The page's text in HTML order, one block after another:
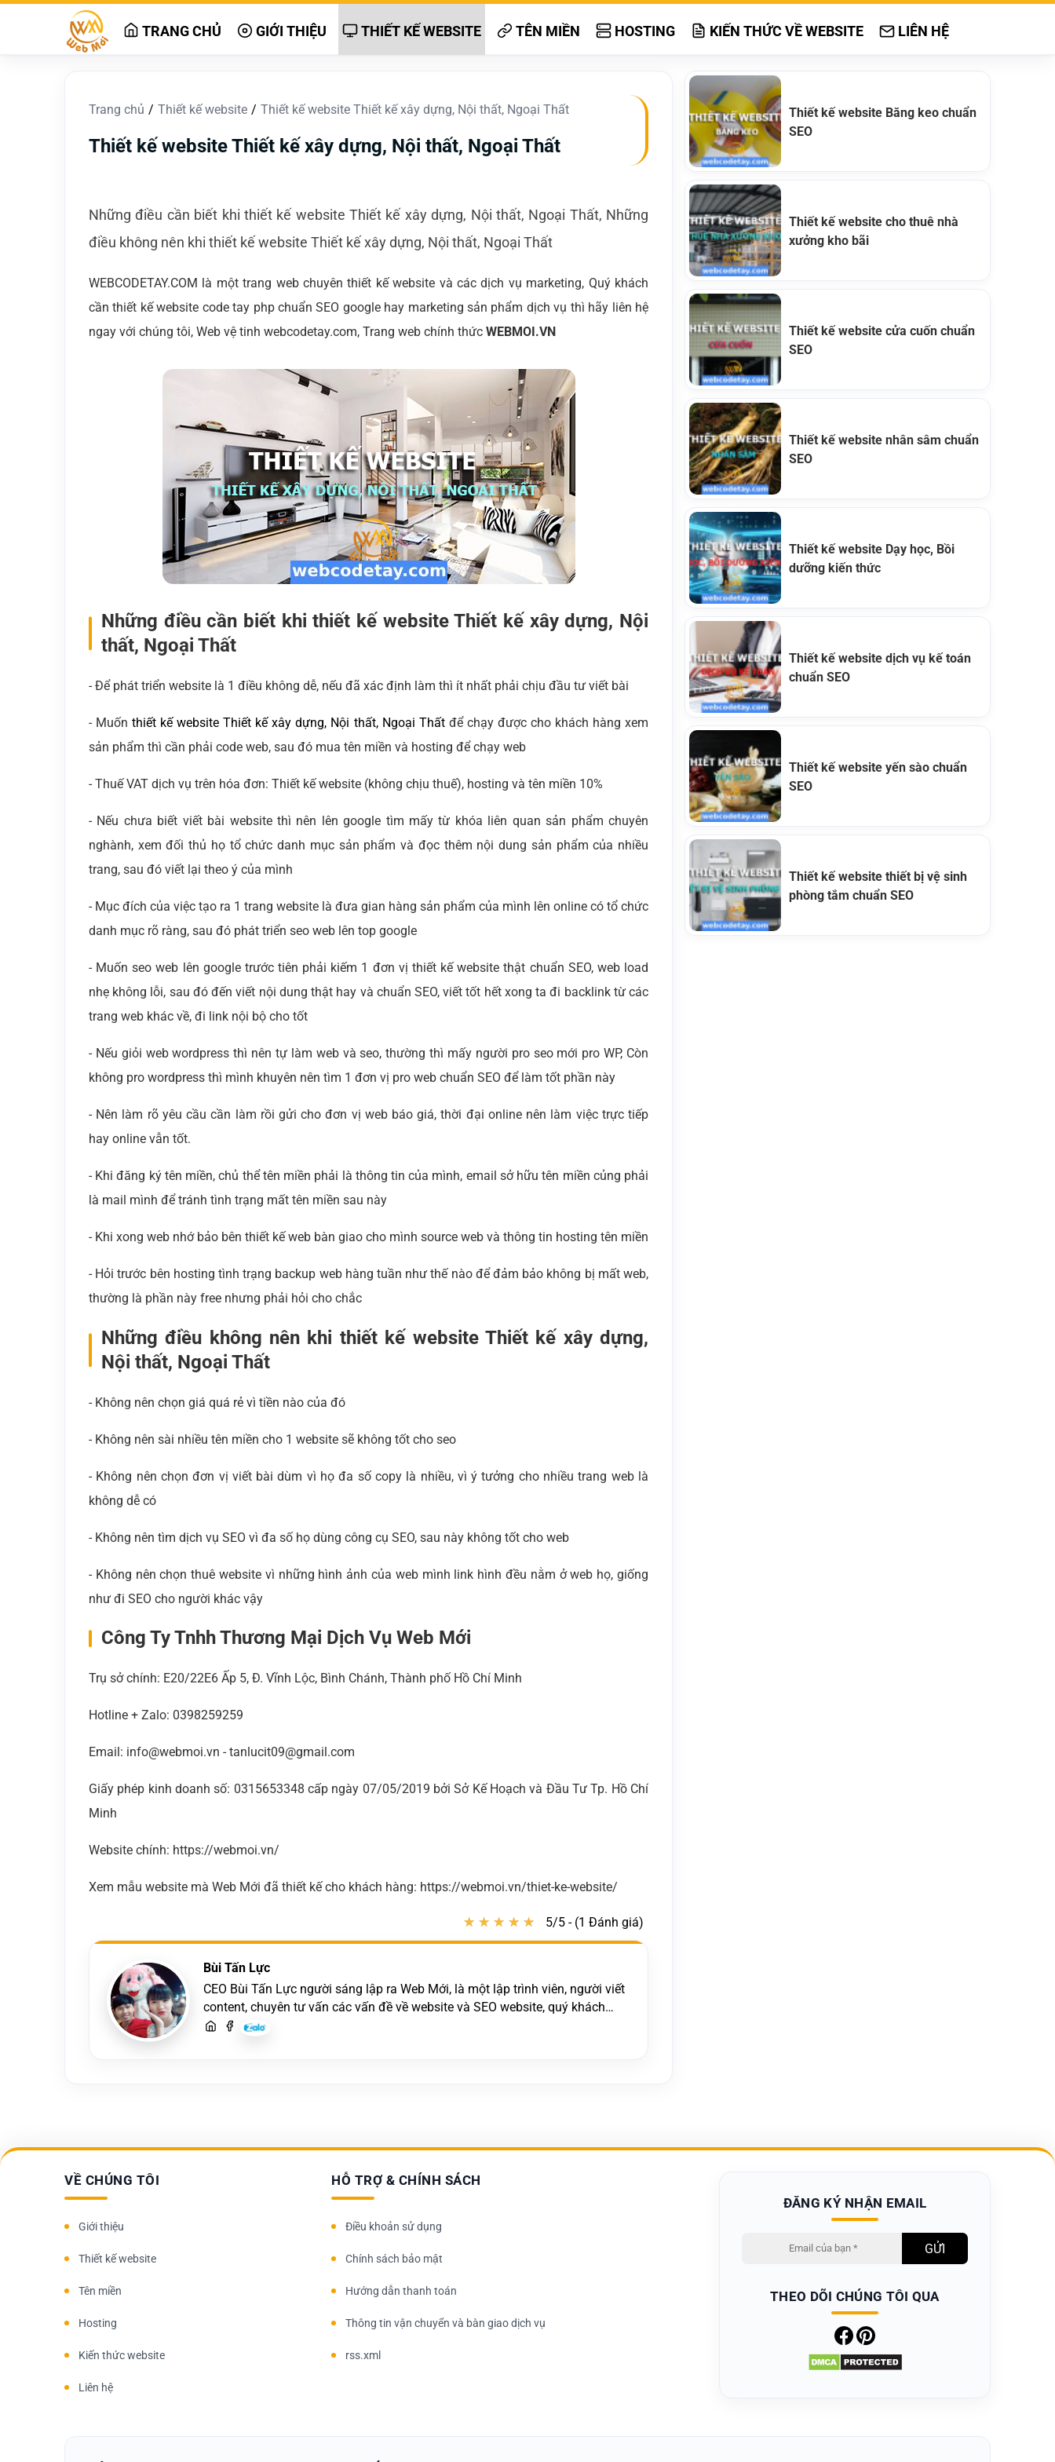
TRANG CHỦ GIỚI THIỆU THIẾT KẾ WEBSITE TÊN MIỀN HOSTING KIẾN THỨC VỀ WEBSITE LIÊN HỆ
Trang chủ Thiết kế website Thiết kế website Thiết kế xây dựng, Nội thất, Ngoại Thất
Thiết kế website Thiết kế xây dựng, Nội thất, Ngoại Thất
Những điều cần biết khi thiết kế website Thiết kế xây dựng, Nội thất, Ngoại Thất, Những
điều không nên khi thiết kế website Thiết kế xây dựng, Nội thất, Ngoại Thất
WEBCODETAY.COM là một trang web chuyên thiết kế website và các dịch vụ marketing, Quý khách
cần thiết kế website code tay php chuẩn SEO google hay marketing sản phẩm dịch vụ thì hãy liên hệ
ngay với chúng tôi, Web vệ tinh webcodetay.com, Trang web chính thức WEBMOI.VN
Những điều cần biết khi thiết kế website Thiết kế xây dựng, Nội
thất, Ngoại Thất
- Để phát triển website là 1 điều không dễ, nếu đã xác định làm thì ít nhất phải chịu đầu tư viết bài
- Muốnthiết kế website Thiết kế xây dựng, Nội thất, Ngoại Thấtđể chạy được cho khách hàng xem
sản phẩm thì cần phải code web, sau đó mua tên miền và hosting để chạy web
- Thuế VAT dịch vụ trên hóa đơn: Thiết kế website (không chịu thuế), hosting và tên miền 10%
- Nếu chưa biết viết bài website thì nên lên google tìm mấy từ khóa liên quan sản phẩm chuyên
nghành, xem đối thủ họ tổ chức danh mục sản phẩm và đọc thêm nội dung sản phẩm của nhiều
trang, sau đó viết lại theo ý của mình
- Mục đích của việc tạo ra 1 trang website là đưa gian hàng sản phẩm của mình lên online có tổ chức
danh mục rõ ràng, sau đó phát triển seo web lên top google
- Muốn seo web lên google trước tiên phải kiếm 1 đơn vị thiết kế website thật chuẩn SEO, web load
nhẹ không lỗi, sau đó đến viết nội dung thật hay và chuẩn SEO, viết tốt hết xong ta đi backlink từ các
trang web khác về, đi link nội bộ cho tốt
- Nếu giỏi web wordpress thì nên tự làm web và seo, thường thì mấy người pro seo mới pro WP, Còn
không pro wordpress thì mình khuyên nên tìm 1 đơn vị pro web chuẩn SEO để làm tốt phần này
- Nên làm rõ yêu cầu cần làm rồi gửi cho đơn vị web báo giá, thời đại online nên làm việc trực tiếp
hay online vẫn tốt.
- Khi đăng ký tên miền, chủ thể tên miền phải là thông tin của mình, email sở hữu tên miền củng phải
là mail mình để tránh tình trạng mất tên miền sau này
- Khi xong web nhớ bảo bên thiết kế web bàn giao cho mình source web và thông tin hosting tên miền
- Hỏi trước bên hosting tình trạng backup web hàng tuần như thế nào để đảm bảo không bị mất web,
thường là phần này free nhưng phải hỏi cho chắc
Những điều không nên khi thiết kế website Thiết kế xây dựng,
Nội thất, Ngoại Thất
- Không nên chọn giá quá rẻ vì tiền nào của đó
- Không nên sài nhiều tên miền cho 1 website sẽ không tốt cho seo
- Không nên chọn đơn vị viết bài dùm vì họ đa số copy là nhiều, vì ý tưởng cho nhiều trang web là
không dễ có
- Không nên tìm dịch vụ SEO vì đa số họ dùng công cụ SEO, sau này không tốt cho web
- Không nên chọn thuê website vì những hình ảnh của web mình link hình đều nằm ở web họ, giống
như đi SEO cho người khác vậy
Công Ty Tnhh Thương Mại Dịch Vụ Web Mới
Trụ sở chính: E20/22E6 Ấp 5, Đ. Vĩnh Lộc, Bình Chánh, Thành phố Hồ Chí Minh
Hotline + Zalo: 0398259259
Email: info@webmoi.vn - tanlucit09@gmail.com
Giấy phép kinh doanh số: 0315653348 cấp ngày 07/05/2019 bởi Sở Kế Hoạch và Đầu Tư Tp. Hồ Chí
Minh
Website chính: https://webmoi.vn/
Xem mẫu website mà Web Mới đã thiết kế cho khách hàng: https://webmoi.vn/thiet-ke-website/
★ ★ ★ ★ ★
★ ★ ★ ★ ★ 5/5 - (1 Đánh giá)
Bùi Tấn Lực
CEO Bùi Tấn Lực người sáng lập ra Web Mới, là một lập trình viên, người viết
content, chuyên tư vấn các vấn đề về website và SEO website, quý khách
hãy liên hệ để trao đổi thiết kế website
Thiết kế website Băng keo chuẩn
SEO
Thiết kế website cho thuê nhà
xưởng kho bãi
Thiết kế website cửa cuốn chuẩn
SEO
Thiết kế website nhân sâm chuẩn
SEO
Thiết kế website Dạy học, Bồi
dưỡng kiến thức
Thiết kế website dịch vụ kế toán
chuẩn SEO
Thiết kế website yến sào chuẩn
SEO
Thiết kế website thiết bị vệ sinh
phòng tắm chuẩn SEO
VỀ CHÚNG TÔI
Giới thiệu
Thiết kế website
Tên miền
Hosting
Kiến thức website
Liên hệ
HỖ TRỢ & CHÍNH SÁCH
Điều khoản sử dụng
Chính sách bảo mật
Hướng dẫn thanh toán
Thông tin vận chuyển và bàn giao dịch vụ
rss.xml
ĐĂNG KÝ NHẬN EMAIL
THEO DÕI CHÚNG TÔI QUA